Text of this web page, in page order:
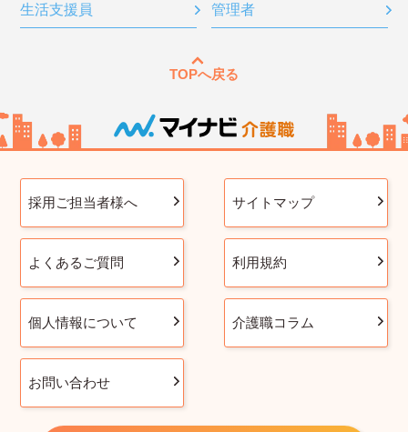
生活支援員 管理者
TOPへ戻る
採用ご担当者様へ サイトマップ
よくあるご質問 利用規約
個人情報について 介護職コラム
お問い合わせ